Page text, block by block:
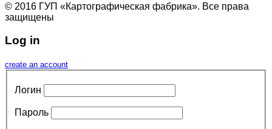
© 2016 ГУП «Картографическая фабрика». Все права
защищены
Log in
create an account
Логин
Пароль